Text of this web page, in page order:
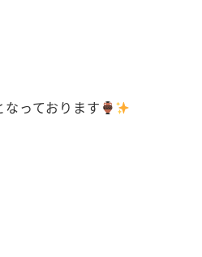
っております